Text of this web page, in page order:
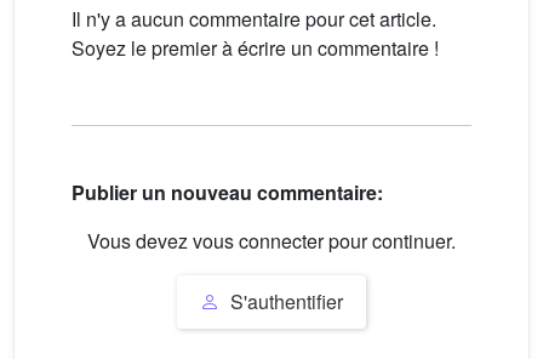
Il n'y a aucun commentaire pour cet article.
Soyez le premier à écrire un commentaire !
Publier un nouveau commentaire:
Vous devez vous connecter pour continuer.
S'authentifier